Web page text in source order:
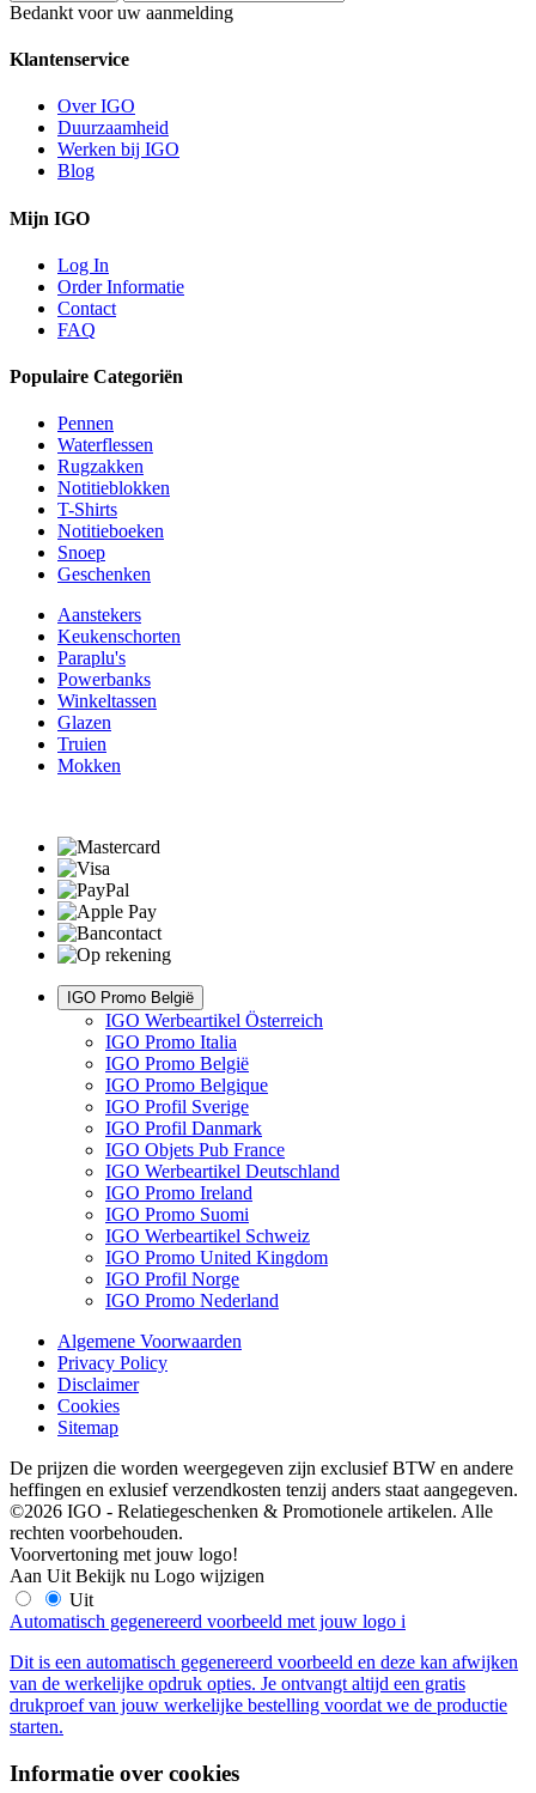
Bedankt voor uw aanmelding
Klantenservice
Over IGO
Duurzaamheid
Werken bij IGO
Blog
Mijn IGO
Log In
Order Informatie
Contact
FAQ
Populaire Categoriën
Pennen
Waterflessen
Rugzakken
Notitieblokken
T-Shirts
Notitieboeken
Snoep
Geschenken
Aanstekers
Keukenschorten
Paraplu's
Powerbanks
Winkeltassen
Glazen
Truien
Mokken
IGO Promo België
IGO Werbeartikel Österreich
IGO Promo Italia
IGO Promo België
IGO Promo Belgique
IGO Profil Sverige
IGO Profil Danmark
IGO Objets Pub France
IGO Werbeartikel Deutschland
IGO Promo Ireland
IGO Promo Suomi
IGO Werbeartikel Schweiz
IGO Promo United Kingdom
IGO Profil Norge
IGO Promo Nederland
Algemene Voorwaarden
Privacy Policy
Disclaimer
Cookies
Sitemap
De prijzen die worden weergegeven zijn exclusief BTW en andere
heffingen en exlusief verzendkosten tenzij anders staat aangegeven.
©2026 IGO - Relatiegeschenken & Promotionele artikelen. Alle
rechten voorbehouden.
Voorvertoning met jouw logo!
Aan Uit Bekijk nu Logo wijzigen
Uit
Automatisch gegenereerd voorbeeld met jouw logo i
Dit is een automatisch gegenereerd voorbeeld en deze kan afwijken
van de werkelijke opdruk opties. Je ontvangt altijd een gratis
drukproef van jouw werkelijke bestelling voordat we de productie
starten.
Informatie over cookies